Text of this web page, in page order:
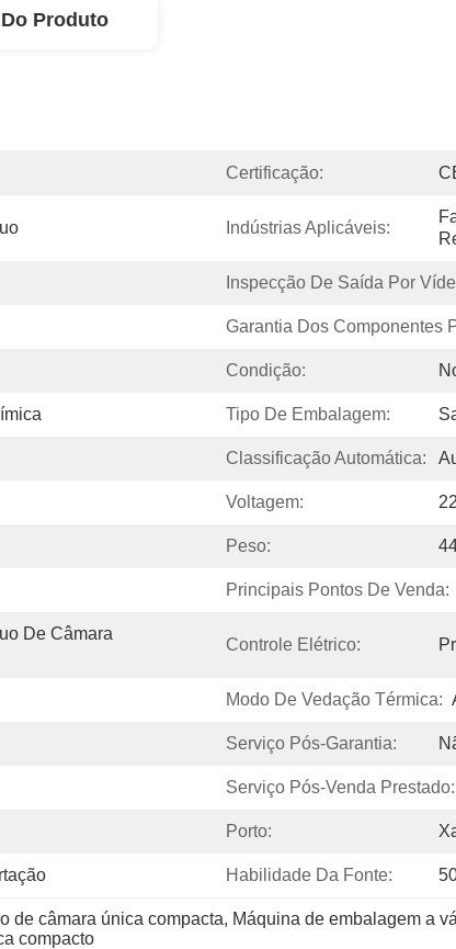
Produto
Certificação:
Indústrias Aplicáveis:
Inspecção De Saída Por
Garantia Dos Componentes
Condição:
Tipo De Embalagem:
Classificação Automática:
Voltagem:
Peso:
Principais Pontos De Venda:
De Câmara
Controle Elétrico:
Modo De Vedação Térmica:
Serviço Pós-Garantia:
Serviço Pós-Venda Prestado:
Porto:
Habilidade Da Fonte:
de câmara única compacta, Máquina de embalagem a
compacto